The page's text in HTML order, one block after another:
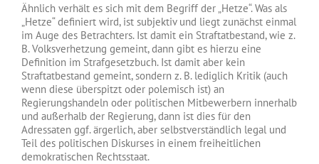
Ähnlich verhält es sich mit dem Begriff der „Hetze“. Was als
„Hetze“ definiert wird, ist subjektiv und liegt zunächst einmal
im Auge des Betrachters. Ist damit ein Straftatbestand, wie z.
B. Volksverhetzung gemeint, dann gibt es hierzu eine
Definition im Strafgesetzbuch. Ist damit aber kein
Straftatbestand gemeint, sondern z. B. lediglich Kritik (auch
wenn diese überspitzt oder polemisch ist) an
Regierungshandeln oder politischen Mitbewerbern innerhalb
und außerhalb der Regierung, dann ist dies für den
Adressaten ggf. ärgerlich, aber selbstverständlich legal und
Teil des politischen Diskurses in einem freiheitlichen
demokratischen Rechtsstaat.